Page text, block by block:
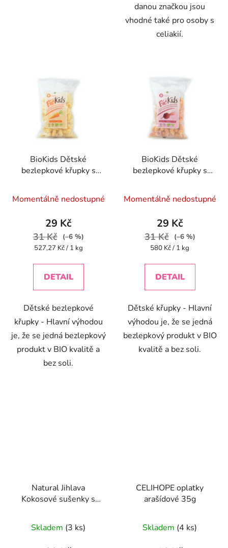
danou značkou jsou
vhodné také pro osoby s
celiakií.
BioKids Dětské
bezlepkové křupky s
hodnocení
produktu
je
5,0
5
Momentálně nedostupné
29 Kč
31 Kč
(–6 %)
Měrná
527,27 Kč / 1 kg
DETAIL
Dětské bezlepkové
křupky - Hlavní výhodou
je, že se jedná bezlepkový
produkt v BIO kvalitě a
bez soli.
BioKids Dětské
bezlepkové křupky s
55g
hodnocení
produktu
je
5,0
5
Momentálně nedostupné
29 Kč
31 Kč
(–6 %)
Měrná
580 Kč / 1 kg
DETAIL
Dětské křupky - Hlavní
výhodou je, že se jedná
bezlepkový produkt v BIO
kvalitě a bez soli.
Natural Jihlava
Kokosové sušenky s
150g
hodnocení
Skladem (3 ks)
CELIHOPE oplatky
arašídové 35g
hodnocení
Skladem (4 ks)